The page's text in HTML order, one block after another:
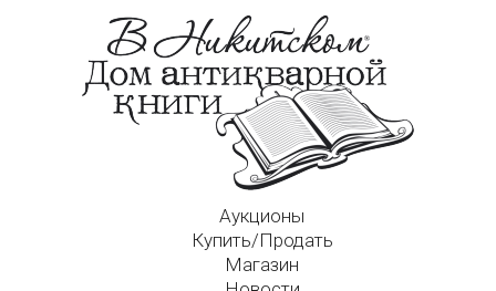
Аукционы
Купить/Продать
Магазин